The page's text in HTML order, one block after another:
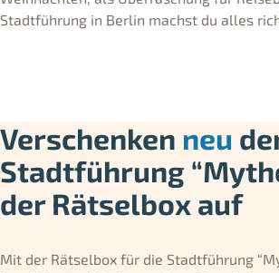
Stadtführung in Berlin machst du alles
Verschenken neu
Stadtführung
der Rätselbox auf
Mit der Rätselbox für die Stadtführung